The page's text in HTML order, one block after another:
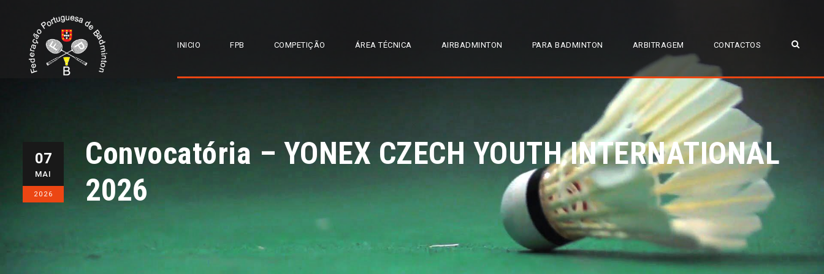
INICIO FPB COMPETIÇÃO ÁREA TÉCNICA AIRBADMINTON PARA BADMINTON ARBITRAGEM CONTACTOS
07
MAI
2026
Convocatória – YONEX CZECH YOUTH INTERNATIONAL
2026